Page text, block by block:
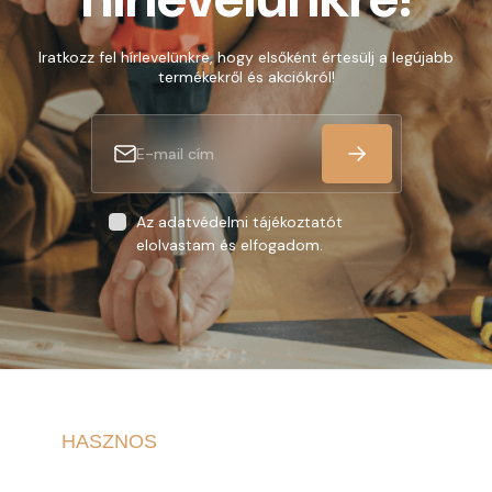
Iratkozz fel hírlevelünkre, hogy elsőként értesülj a legújabb
termékekről és akciókról!
Az adatvédelmi tájékoztatót
elolvastam és elfogadom.
HASZNOS